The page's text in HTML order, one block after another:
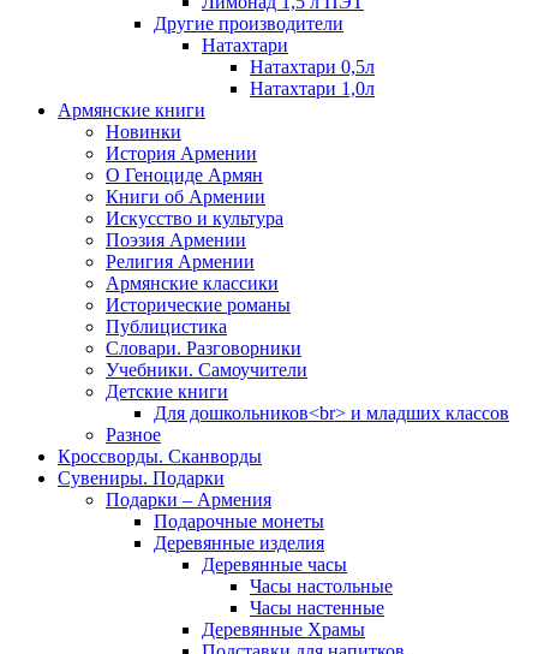
Другие производители
Натахтари
Натахтари 0,5л
Натахтари 1,0л
Армянские книги
Новинки
История Армении
О Геноциде Армян
Книги об Армении
Иcкусство и культура
Поэзия Армении
Религия Армении
Армянские классики
Исторические романы
Публицистика
Словари. Разговорники
Учебники. Самоучители
Детские книги
Для дошкольников<br> и младших классов
Разное
Кроссворды. Сканворды
Сувениры. Подарки
Подарки – Армения
Подарочные монеты
Деревянные изделия
Деревянные часы
Часы настольные
Часы настенные
Деревянные Храмы